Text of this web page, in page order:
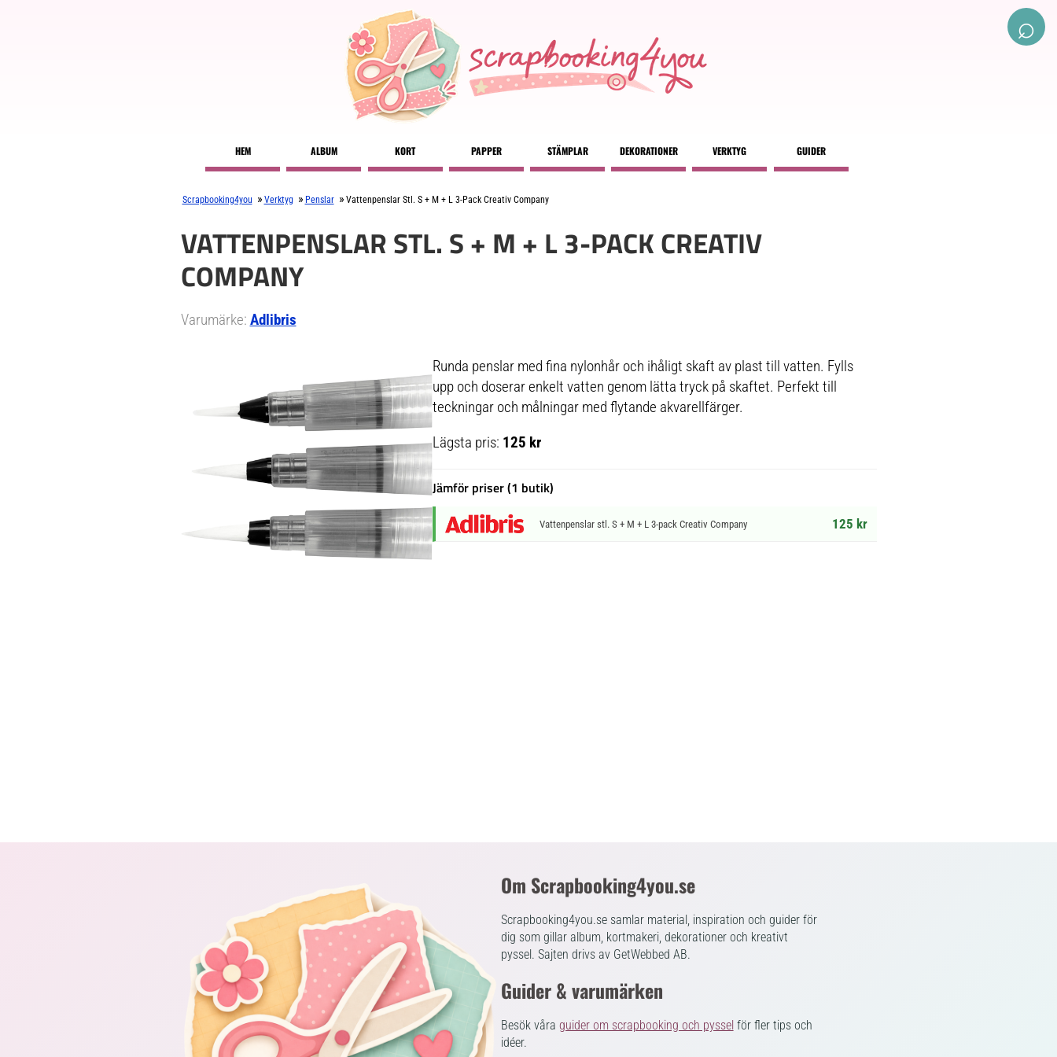
⌕
HEM ALBUM KORT PAPPER STÄMPLAR DEKORATIONER VERKTYG GUIDER
Scrapbooking4you » Verktyg » Penslar » Vattenpenslar Stl. S + M + L 3-Pack Creativ Company
VATTENPENSLAR STL. S + M + L 3-PACK CREATIV
COMPANY
Varumärke: Adlibris
Runda penslar med fina nylonhår och ihåligt skaft av plast till vatten. Fylls
upp och doserar enkelt vatten genom lätta tryck på skaftet. Perfekt till
teckningar och målningar med flytande akvarellfärger.
Lägsta pris: 125 kr
Jämför priser (1 butik)
Vattenpenslar stl. S + M + L 3-pack Creativ Company 125 kr
Om Scrapbooking4you.se
Scrapbooking4you.se samlar material, inspiration och guider för
dig som gillar album, kortmakeri, dekorationer och kreativt
pyssel. Sajten drivs av GetWebbed AB.
Guider & varumärken
Besök våra guider om scrapbooking och pysselför fler tips och
idéer.